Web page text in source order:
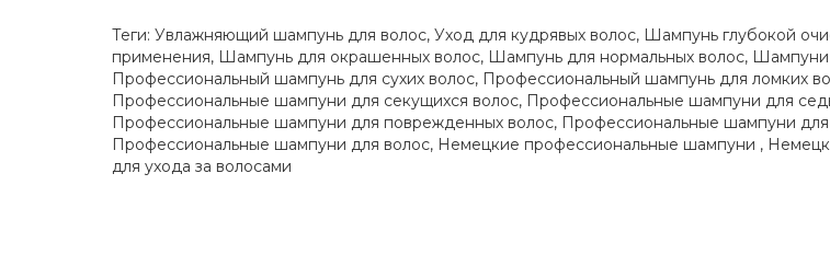
Теги: Увлажняющий шампунь для волос, Уход для кудрявых волос, Шампунь глубокой
применения, Шампунь для окрашенных волос, Шампунь для нормальных волос, Шампуни
Профессиональный шампунь для сухих волос, Профессиональный шампунь для ломких
Профессиональные шампуни для секущихся волос, Профессиональные шампуни для
Профессиональные шампуни для поврежденных волос, Профессиональные шампуни
Профессиональные шампуни для волос, Немецкие профессиональные шампуни ,
для ухода за волосами